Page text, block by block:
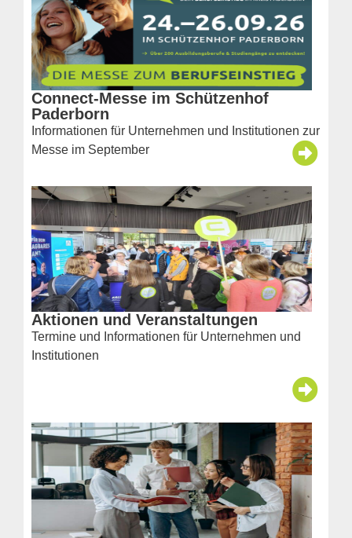
Connect-Messe im Schützenhof
Paderborn
Informationen für Unternehmen und Institutionen zur
Messe im September
Aktionen und Veranstaltungen
Termine und Informationen für Unternehmen und
Institutionen